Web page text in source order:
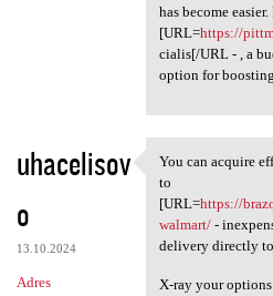
has become
[URL=https://
cialis[/URL - , a
option for
uhacelisov
o
13.10.2024
Adres
You can
You can acquire
to
[URL=https://
walmart/-
delivery directly
X-ray your options